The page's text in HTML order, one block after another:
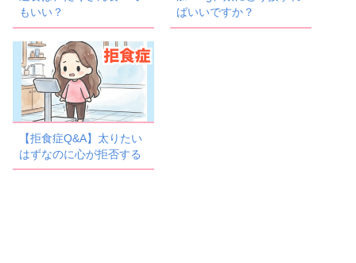
もいい？
ばいいですか？
【拒食症Q&A】太りたい
はずなのに心が拒否する